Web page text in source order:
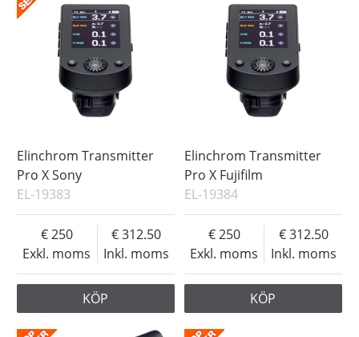
Elinchrom Transmitter
Pro X Sony
EL-19383
Exkl. moms
250
Inkl. moms
312.50
KÖP
Elinchrom Transmitter
Pro X Fujifilm
EL-19384
Exkl. moms
250
Inkl. moms
312.50
KÖP